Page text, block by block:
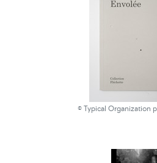
© Typical Organization